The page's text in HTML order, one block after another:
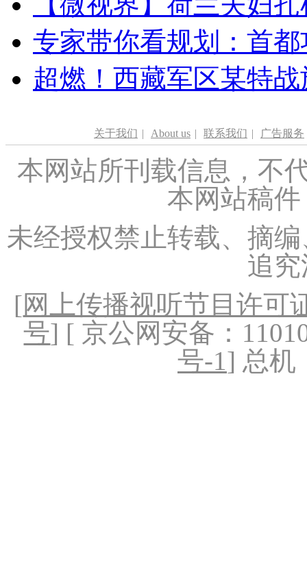
专家带你看规划：首
超燃！西藏军区某特
关于我们 | About us | 联系我们 | 广告服务
本网站所刊载信息，不
本网站稿
未经授权禁止转载、摘
追
[网上传播视听节目许可
号] [ 京公网安备：
号-1] 总机